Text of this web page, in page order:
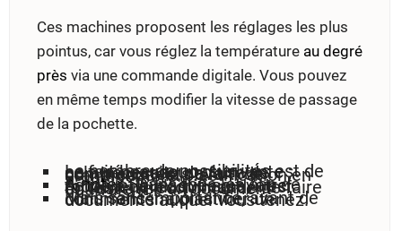
Ces machines proposent les réglages les plus
pointus, car vous réglez la température au degré
près via une commande digitale. Vous pouvez
en même temps modifier la vitesse de passage
de la pochette.
Le nombre de possibilités est de ce fait beaucoup plus vaste ; cela nécessite de faire de nombreux tests avant de commencer la plastification en grand nombre.
A noter
: Dans tous les cas de figure, et quel que soit votre modèle de plastifieuse, il est fortement recommandé de faire un test avec un document équivalent;
Mais sans importance, avant de commencer à plastifier un documents auquel vous tenez.